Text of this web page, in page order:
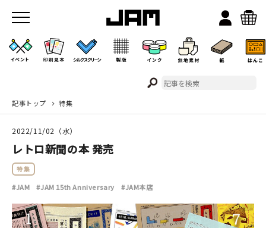
JAMのこと
お店/ワークスペース
記事トップ 特集
2022/11/02（水）
レトロ新聞の本 発売
特集
#JAM #JAM 15th Anniversary #JAM本店